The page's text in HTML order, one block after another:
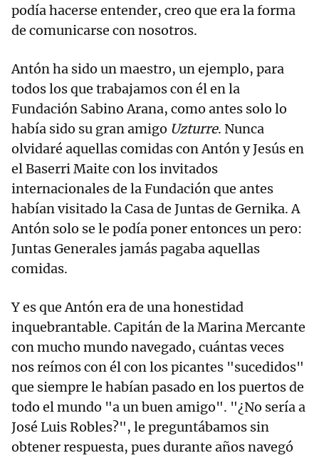
podía hacerse entender, creo que era la forma
de comunicarse con nosotros.
Antón ha sido un maestro, un ejemplo, para
todos los que trabajamos con él en la
Fundación Sabino Arana, como antes solo lo
había sido su gran amigo Uzturre. Nunca
olvidaré aquellas comidas con Antón y Jesús en
el Baserri Maite con los invitados
internacionales de la Fundación que antes
habían visitado la Casa de Juntas de Gernika. A
Antón solo se le podía poner entonces un pero:
Juntas Generales jamás pagaba aquellas
comidas.
Y es que Antón era de una honestidad
inquebrantable. Capitán de la Marina Mercante
con mucho mundo navegado, cuántas veces
nos reímos con él con los picantes "sucedidos"
que siempre le habían pasado en los puertos de
todo el mundo "a un buen amigo". "¿No sería a
José Luis Robles?", le preguntábamos sin
obtener respuesta, pues durante años navegó